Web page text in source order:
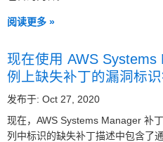
阅读更多 »
现在使用 AWS
例上缺失补丁的漏洞标
发布于: Oct 27, 2020
现在，AWS Systems Manager 补
列中标识的缺失补丁描述中包含了